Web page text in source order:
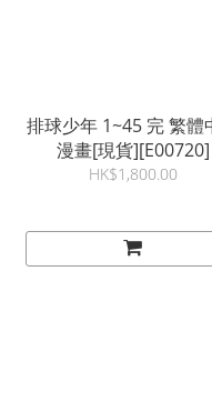
排球少年 1~45 完 繁體
漫畫[現貨][E00720]
HK$1,800.00